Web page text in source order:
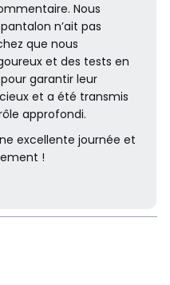
Nous
n’ait pas
que nous
et des tests en
garantir leur
et a été transmis
approfondi.
excellente journée et
!